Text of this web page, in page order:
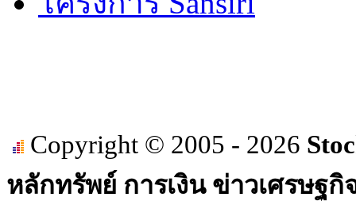
Copyright © 2005 - 2026
หลักทรัพย์ การเงิน ข่าวเศรษฐกิ